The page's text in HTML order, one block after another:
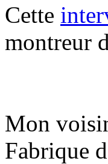
Cette
montreur
Mon
Fabrique